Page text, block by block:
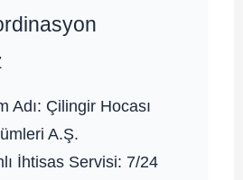
Adı: Çilingir Hocası
A.Ş.
İhtisas Servisi: 7/24